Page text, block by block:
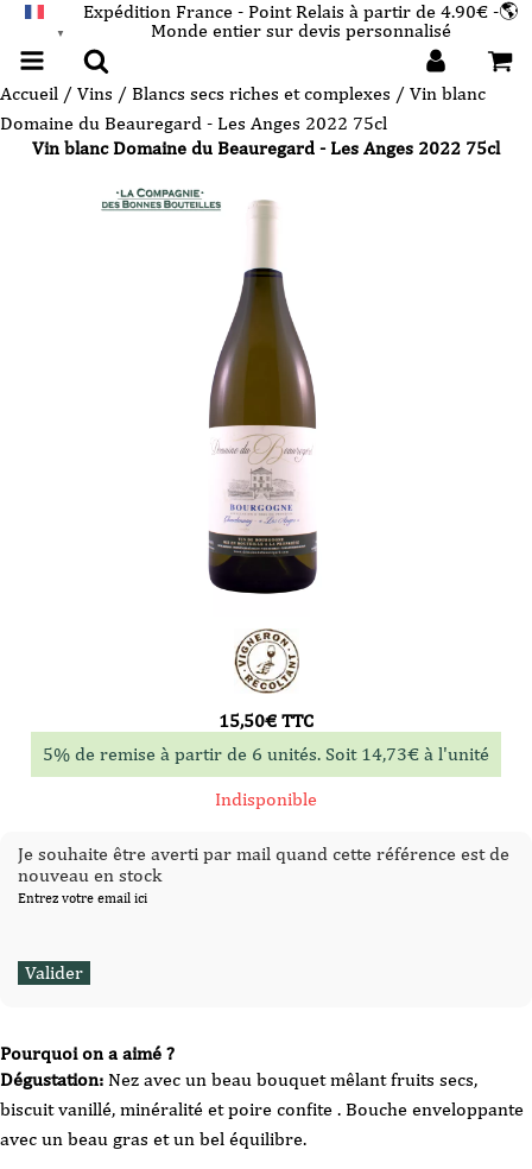
▼
Expédition France - Point Relais à partir de 4.90€ -🌎
Monde entier sur devis personnalisé
Accueil / Vins / Blancs secs riches et complexes / Vin blanc
Domaine du Beauregard - Les Anges 2022 75cl
Vin blanc Domaine du Beauregard - Les Anges 2022 75cl
Pourquoi on a aimé ?
Dégustation: Nez avec un beau bouquet mêlant fruits secs,
biscuit vanillé, minéralité et poire confite . Bouche enveloppante
avec un beau gras et un bel équilibre.
15,50€ TTC
5% de remise à partir de 6 unités. Soit 14,73€ à l'unité
Indisponible
Je souhaite être averti par mail quand cette référence est de
nouveau en stock
Entrez votre email ici